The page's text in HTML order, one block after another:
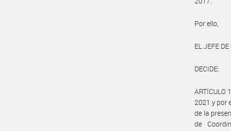
Por ello,
EL JEFE
DECIDE:
2021 y por
de la
de